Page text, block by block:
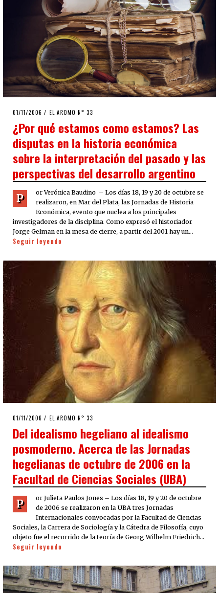
POSTED
01/11/2006 23/03/2020
EL AROMO N° 33
¿Por qué estamos como estamos? Las
disputas en la historia económica
sobre la interpretación del pasado y las
perspectivas del desarrollo argentino
P
or Verónica Baudino – Los días 18, 19 y 20 de octubre se
realizaron, en Mar del Plata, las Jornadas de Historia
Económica, evento que nuclea a los principales
investigadores de la disciplina. Como expresó el historiador
Jorge Gelman en la mesa de cierre, a partir del 2001 hay un…
Seguir leyendo
POSTED
01/11/2006 23/03/2020
EL AROMO N° 33
Del idealismo hegeliano al idealismo
posmoderno. Acerca de las Jornadas
hegelianas de octubre de 2006 en la
Facultad de Ciencias Sociales (UBA)
P
or Julieta Paulos Jones – Los días 18, 19 y 20 de octubre
de 2006 se realizaron en la UBA tres Jornadas
Internacionales convocadas por la Facultad de Ciencias
Sociales, la Carrera de Sociología y la Cátedra de Filosofía, cuyo
objeto fue el recorrido de la teoría de Georg Wilhelm Friedrich…
Seguir leyendo